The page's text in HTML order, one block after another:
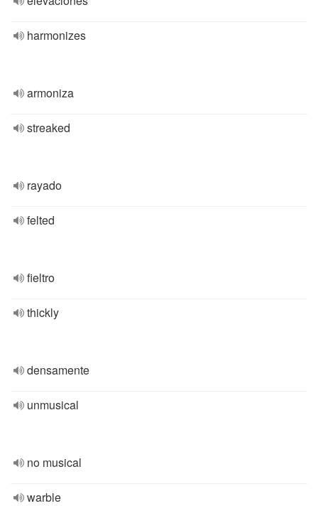
harmonizes
armoniza
streaked
rayado
felted
fieltro
thickly
densamente
unmusical
no musical
warble